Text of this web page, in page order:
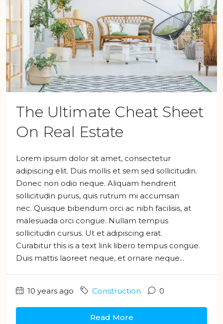
The Ultimate Cheat Sheet
On Real Estate
Lorem ipsum dolor sit amet, consectetur
adipiscing elit. Duis mollis et sem sed sollicitudin.
Donec non odio neque. Aliquam hendrerit
sollicitudin purus, quis rutrum mi accumsan
nec. Quisque bibendum orci ac nibh facilisis, at
malesuada orci congue. Nullam tempus
sollicitudin cursus. Ut et adipiscing erat.
Curabitur this is a text link libero tempus congue.
Duis mattis laoreet neque, et ornare neque...
10 years ago Construction 0
Read More